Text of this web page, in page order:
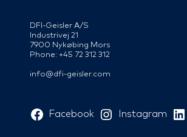
DFI-Geisler A/S
Industrivej 21
7900 Nykøbing Mors
Phone: +45 72 312 312
info@dfi-geisler.com
Facebook Instagram